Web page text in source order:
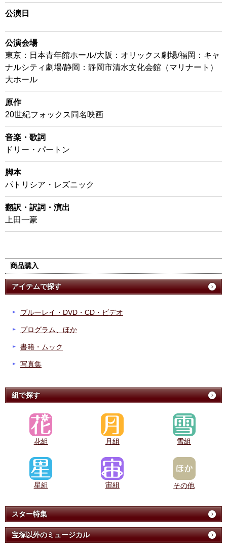
公演日
公演会場
東京：日本青年館ホール/大阪：オリックス劇場/福岡：キャ
ナルシティ劇場/静岡：静岡市清水文化会館（マリナート）
大ホール
原作
20世紀フォックス同名映画
音楽・歌詞
ドリー・パートン
脚本
パトリシア・レズニック
翻訳・訳詞・演出
上田一豪
商品購入
アイテムで探す
ブルーレイ・DVD・CD・ビデオ
プログラム、ほか
書籍・ムック
写真集
組で探す
花組 月組 雪組
星組 宙組 その他
スター特集
宝塚以外のミュージカル